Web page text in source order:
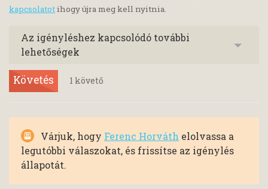
kapcsolatotihogy újra meg kell nyitnia.
Az igényléshez kapcsolódó további
lehetőségek
Követés 1 követő
Várjuk, hogy Ferenc Horváth elolvassa a
legutóbbi válaszokat, és frissítse az igénylés
állapotát.